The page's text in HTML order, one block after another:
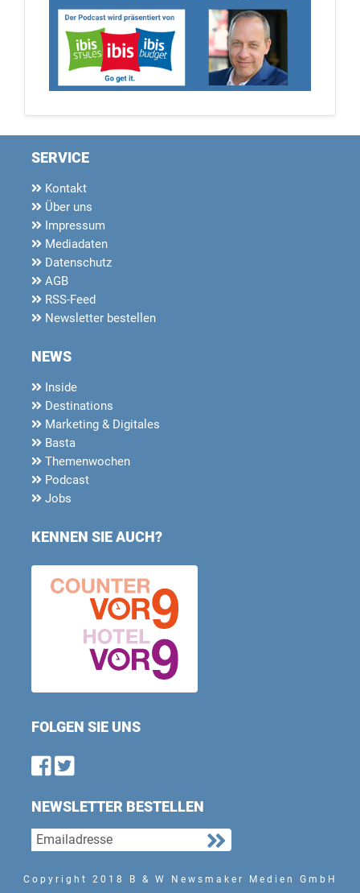
SERVICE
Kontakt
Über uns
Impressum
Mediadaten
Datenschutz
AGB
RSS-Feed
Newsletter bestellen
NEWS
Inside
Destinations
Marketing & Digitales
Basta
Themenwochen
Podcast
Jobs
KENNEN SIE AUCH?
FOLGEN SIE UNS
Find us on Facebook
Follow us on Twitter
NEWSLETTER BESTELLEN
Copyright 2018 B & W Newsmaker Medien GmbH